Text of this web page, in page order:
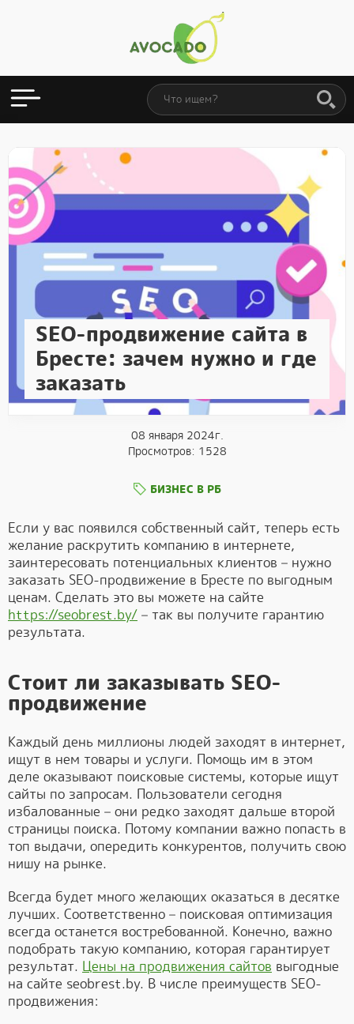
SEO-продвижение сайта в
Бресте: зачем нужно и где
заказать
08 января 2024г.
Просмотров: 1528
БИЗНЕС В РБ
Если у вас появился собственный сайт, теперь есть
желание раскрутить компанию в интернете,
заинтересовать потенциальных клиентов – нужно
заказать SEO-продвижение в Бресте по выгодным
ценам. Сделать это вы можете на сайте
https://seobrest.by/ – так вы получите гарантию
результата.
Стоит ли заказывать SEO-
продвижение
Каждый день миллионы людей заходят в интернет,
ищут в нем товары и услуги. Помощь им в этом
деле оказывают поисковые системы, которые ищут
сайты по запросам. Пользователи сегодня
избалованные – они редко заходят дальше второй
страницы поиска. Потому компании важно попасть в
топ выдачи, опередить конкурентов, получить свою
нишу на рынке.
Всегда будет много желающих оказаться в десятке
лучших. Соответственно – поисковая оптимизация
всегда останется востребованной. Конечно, важно
подобрать такую компанию, которая гарантирует
результат. Цены на продвижения сайтов выгодные
на сайте seobrest.by. В числе преимуществ SEO-
продвижения: